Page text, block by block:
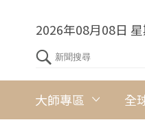
2026年08月08日
大師專區 全